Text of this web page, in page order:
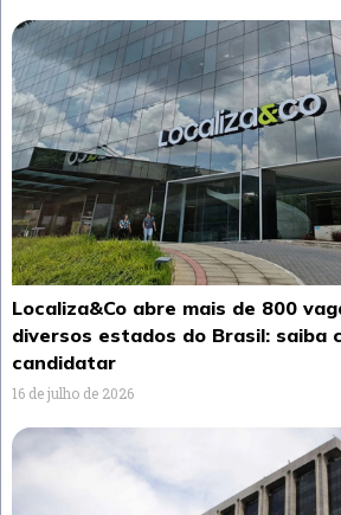
Localiza&Co abre mais de 800
diversos estados do Brasil: saiba
candidatar
16 de julho de 2026